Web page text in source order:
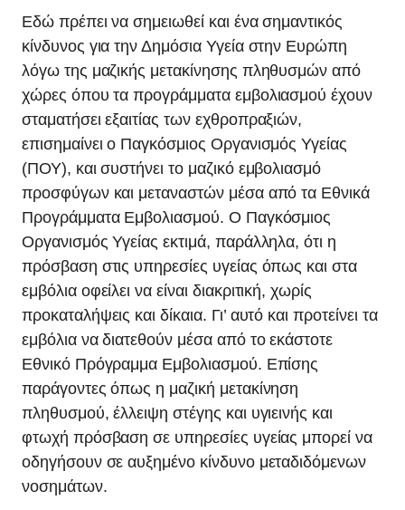
Εδώ πρέπει να σημειωθεί και ένα σημαντικός
κίνδυνος για την Δημόσια Υγεία στην Ευρώπη
λόγω της μαζικής μετακίνησης πληθυσμών από
χώρες όπου τα προγράμματα εμβολιασμού έχουν
σταματήσει εξαιτίας των εχθροπραξιών,
επισημαίνει ο Παγκόσμιος Οργανισμός Υγείας
(ΠΟΥ), και συστήνει το μαζικό εμβολιασμό
προσφύγων και μεταναστών μέσα από τα Εθνικά
Προγράμματα Εμβολιασμού. Ο Παγκόσμιος
Οργανισμός Υγείας εκτιμά, παράλληλα, ότι η
πρόσβαση στις υπηρεσίες υγείας όπως και στα
εμβόλια οφείλει να είναι διακριτική, χωρίς
προκαταλήψεις και δίκαια. Γι’ αυτό και προτείνει τα
εμβόλια να διατεθούν μέσα από το εκάστοτε
Εθνικό Πρόγραμμα Εμβολιασμού. Επίσης
παράγοντες όπως η μαζική μετακίνηση
πληθυσμού, έλλειψη στέγης και υγιεινής και
φτωχή πρόσβαση σε υπηρεσίες υγείας μπορεί να
οδηγήσουν σε αυξημένο κίνδυνο μεταδιδόμενων
νοσημάτων.